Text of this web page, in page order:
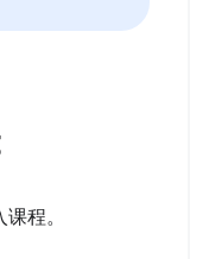
程。